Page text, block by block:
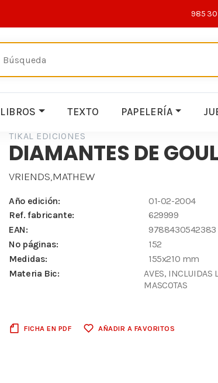
985
LIBROS TEXTO PAPELERÍA
TIKAL EDICIONES
DIAMANTES DE
VRIENDS,MATHEW
Año edición:
01-02-2004
Ref. fabricante:
629999
EAN:
9788430542383
Nº páginas:
152
Medidas:
155x210 mm
Materia Bic:
AVES, INCLUIDAS
MASCOTAS
FICHA EN PDF AÑADIR A FAVORITOS